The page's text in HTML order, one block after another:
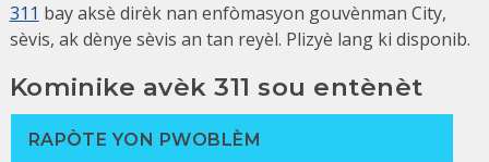
311 bay aksè dirèk nan enfòmasyon gouvènman City,
sèvis, ak dènye sèvis an tan reyèl. Plizyè lang ki disponib.
Kominike avèk 311 sou entènèt
RAPÒTE YON PWOBLÈM